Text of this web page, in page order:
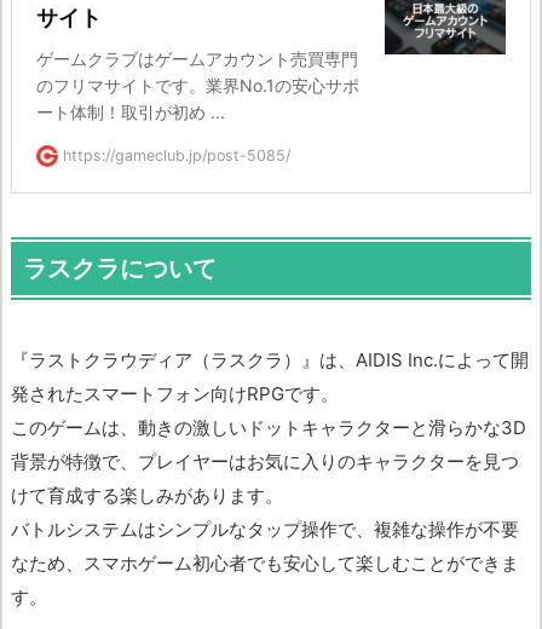
サイト
ゲームクラブはゲームアカウント売買専門
のフリマサイトです。業界No.1の安心サポ
ート体制！取引が初め ...
https://gameclub.jp/post-5085/
ラスクラについて
『ラストクラウディア（ラスクラ）』は、AIDIS Inc.によって開
発されたスマートフォン向けRPGです。
このゲームは、動きの激しいドットキャラクターと滑らかな3D
背景が特徴で、プレイヤーはお気に入りのキャラクターを見つ
けて育成する楽しみがあります。
バトルシステムはシンプルなタップ操作で、複雑な操作が不要
なため、スマホゲーム初心者でも安心して楽しむことができま
す。